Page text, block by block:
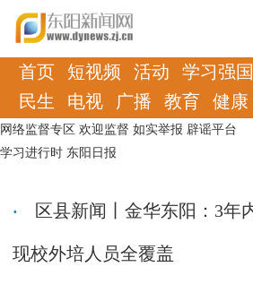
首页 短视频 活动 学习强国
民生
电视 广播 教育 健康
网络监督专区 欢迎监督 如实举报 辟谣平台
学习进行时 东阳日报
区县新闻丨金华东阳：3年
现校外培人员全覆盖